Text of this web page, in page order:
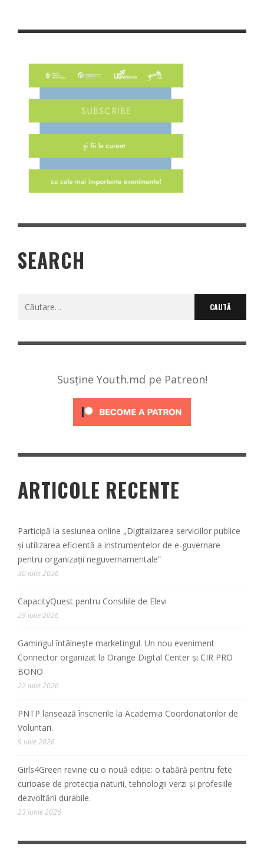
SEARCH
Caută
Susține Youth.md pe Patreon!
ARTICOLE RECENTE
Participă la sesiunea online „Digitalizarea serviciilor publice
și utilizarea eficientă a instrumentelor de e-guvernare
pentru organizații neguvernamentale”
30 iulie 2026
CapacityQuest pentru Consiliile de Elevi
29 iulie 2026
Gamingul întâlnește marketingul. Un nou eveniment
Connector organizat la Orange Digital Center și CIR PRO
BONO
22 iulie 2026
PNTP lansează înscrierile la Academia Coordonatorilor de
Voluntari.
9 iulie 2026
Girls4Green revine cu o nouă ediție: o tabără pentru fete
curioase de protecția naturii, tehnologii verzi și profesiile
dezvoltării durabile.
23 iunie 2026